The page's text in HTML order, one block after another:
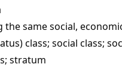
the same social,
class; social class;
; stratum